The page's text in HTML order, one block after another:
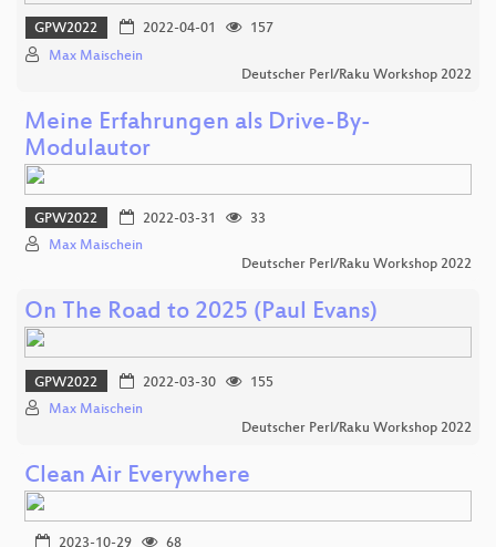
GPW2022 2022-04-01
157
Max Maischein
Deutscher Perl/Raku Workshop 2022
Meine Erfahrungen als Drive-By-
Modulautor
GPW2022 2022-03-31
33
Max Maischein
Deutscher Perl/Raku Workshop 2022
On The Road to 2025 (Paul Evans)
GPW2022 2022-03-30
155
Max Maischein
Deutscher Perl/Raku Workshop 2022
Clean Air Everywhere
2023-10-29 68